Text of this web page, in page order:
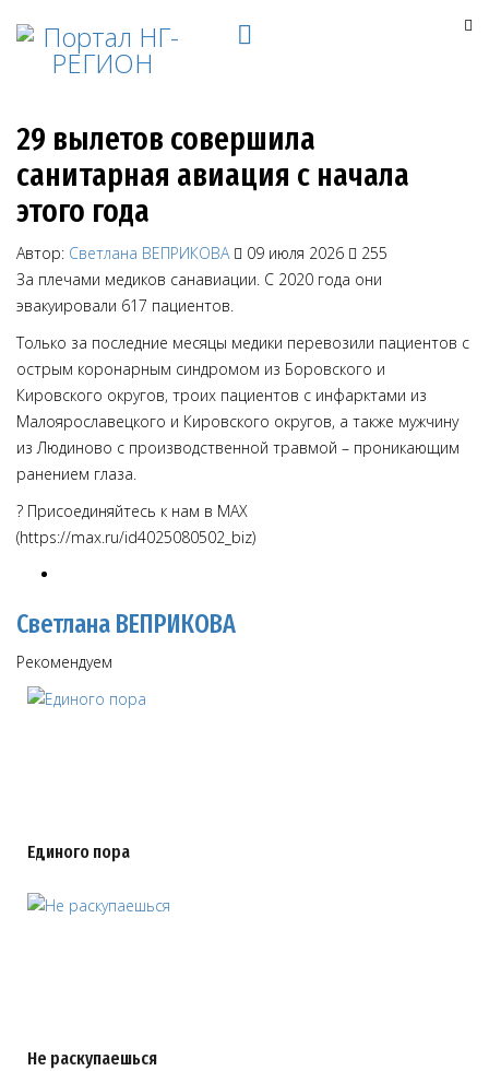
29 вылетов совершила
санитарная авиация с начала
этого года
Автор: Светлана ВЕПРИКОВА 09 июля 2026
255
За плечами медиков санавиации. С 2020 года они
эвакуировали 617 пациентов.
Только за последние месяцы медики перевозили пациентов с
острым коронарным синдромом из Боровского и
Кировского округов, троих пациентов с инфарктами из
Малоярославецкого и Кировского округов, а также мужчину
из Людиново с производственной травмой – проникающим
ранением глаза.
? Присоединяйтесь к нам в MAX
(https://max.ru/id4025080502_biz)
Светлана ВЕПРИКОВА
Рекомендуем
Единого пора
Не раскупаешься